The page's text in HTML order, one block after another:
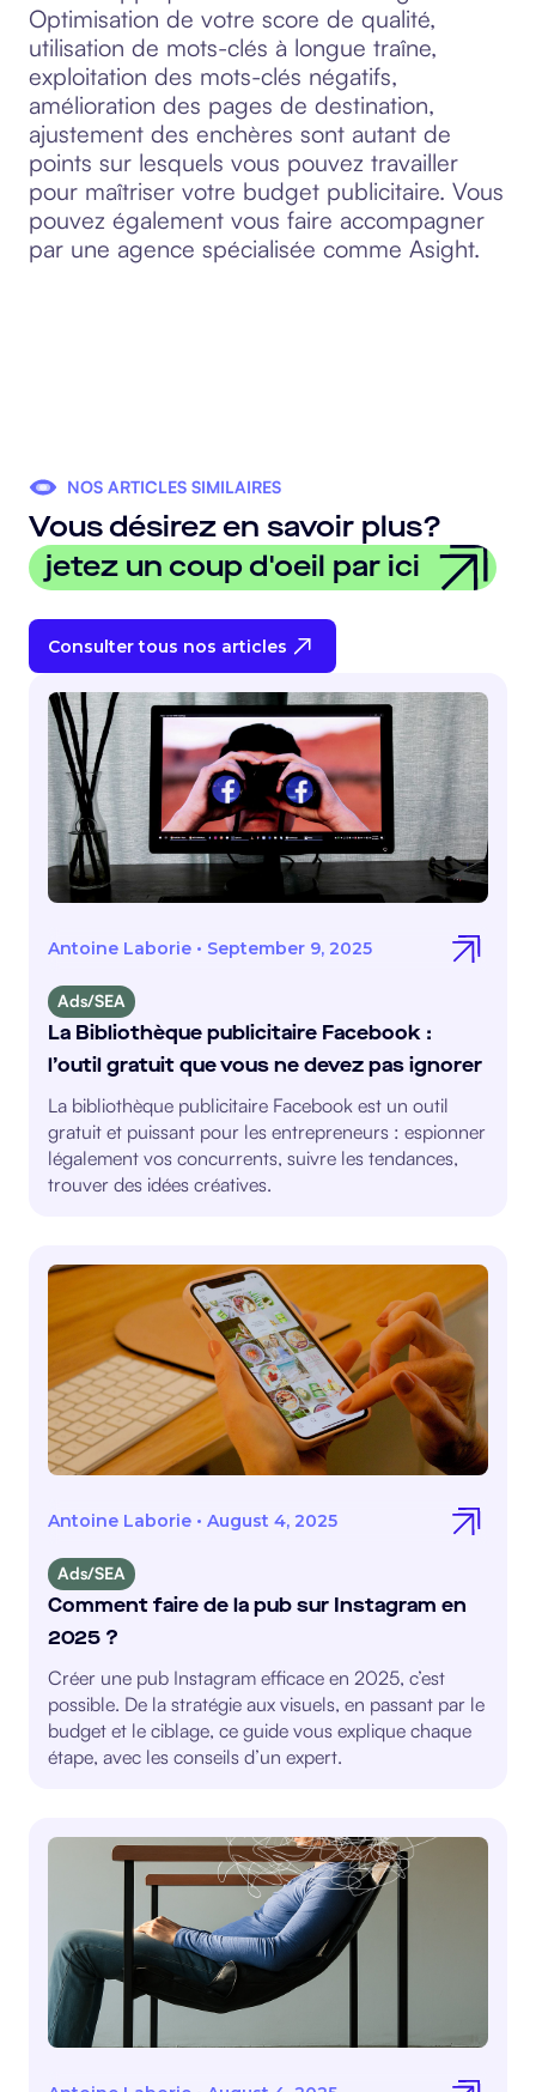
Optimisation de votre score de qualité,
utilisation de mots-clés à longue traîne,
exploitation des mots-clés négatifs,
amélioration des pages de destination,
ajustement des enchères sont autant de
points sur lesquels vous pouvez travailler
pour maîtriser votre budget publicitaire. Vous
pouvez également vous faire accompagner
par une agence spécialisée comme Asight.
NOS ARTICLES SIMILAIRES
Vous désirez en savoir plus?
jetez un coup d'oeil par ici
Consulter tous nos articles
Antoine Laborie • September 9, 2025
La Bibliothèque publicitaire Facebook :
l’outil gratuit que vous ne devez pas ignorer
Ads/SEA
La bibliothèque publicitaire Facebook est un outil
gratuit et puissant pour les entrepreneurs : espionner
légalement vos concurrents, suivre les tendances,
trouver des idées créatives.
Antoine Laborie • August 4, 2025
Comment faire de la pub sur Instagram en
2025 ?
Ads/SEA
Créer une pub Instagram efficace en 2025, c’est
possible. De la stratégie aux visuels, en passant par le
budget et le ciblage, ce guide vous explique chaque
étape, avec les conseils d’un expert.